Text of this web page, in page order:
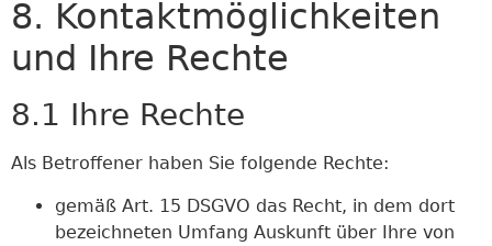
8. Kontaktmöglichkeiten
und Ihre Rechte
8.1 Ihre Rechte
Als Betroffener haben Sie folgende Rechte:
gemäß Art. 15 DSGVO das Recht, in dem dort
bezeichneten Umfang Auskunft über Ihre von